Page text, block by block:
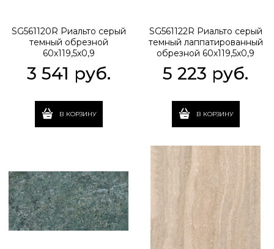
SG561120R Риальто серый
темный обрезной
60x119,5x0,9
3 541 руб.
В КОРЗИНУ
SG561122R Риальто серый
темный лаппатированный
обрезной 60x119,5x0,9
5 223 руб.
В КОРЗИНУ